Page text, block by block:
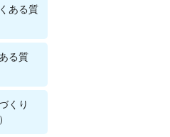
ある質
る質
くり